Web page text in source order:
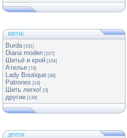
ШИТЬЕ
Burda [191]
Diana moden [107]
Шитьё и крой [104]
Ателье [74]
Lady Boutique [48]
Patrones [14]
Шить легко! [3]
другие [139]
ДРУГОЕ